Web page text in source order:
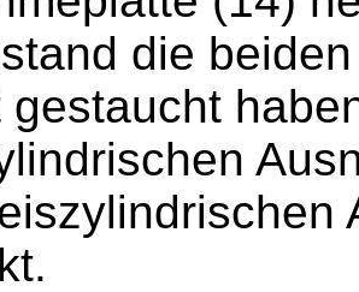
die
gestaucht